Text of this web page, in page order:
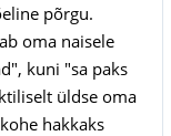
põrgu.
oma naisele
kuni "sa paks
üldse oma
hakkaks